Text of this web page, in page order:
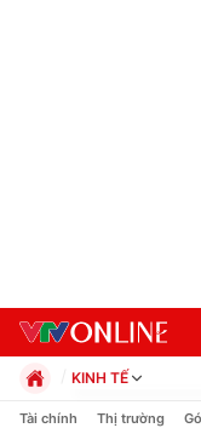
KINH TẾ
Chính trị
Tài chính Thị trường